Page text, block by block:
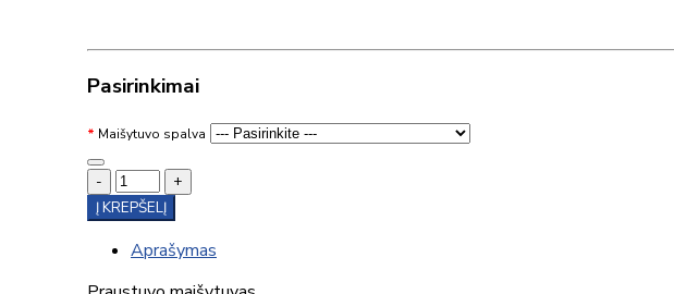
Pasirinkimai
Maišytuvo spalva
-
+
Į KREPŠELĮ
Aprašymas